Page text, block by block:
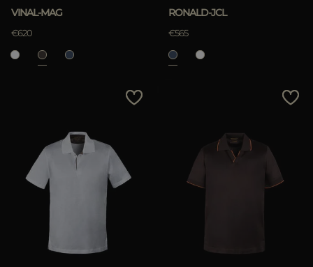
VINAL-MAG
€620
RONALD-JCL
€565